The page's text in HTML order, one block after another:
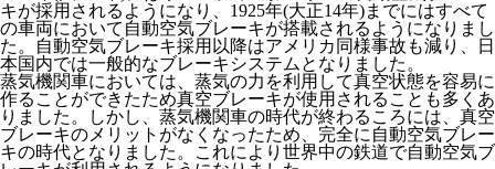
キが採用されるようになり、1925年(大正14年)までにはすべて
の車両において自動空気ブレーキが搭載されるようになりまし
た。自動空気ブレーキ採用以降はアメリカ同様事故も減り、日
本国内では一般的なブレーキシステムとなりました。
蒸気機関車においては、蒸気の力を利用して真空状態を容易に
作ることができたため真空ブレーキが使用されることも多くあ
りました。しかし、蒸気機関車の時代が終わるころには、真空
ブレーキのメリットがなくなったため、完全に自動空気ブレー
キの時代となりました。これにより世界中の鉄道で自動空気ブ